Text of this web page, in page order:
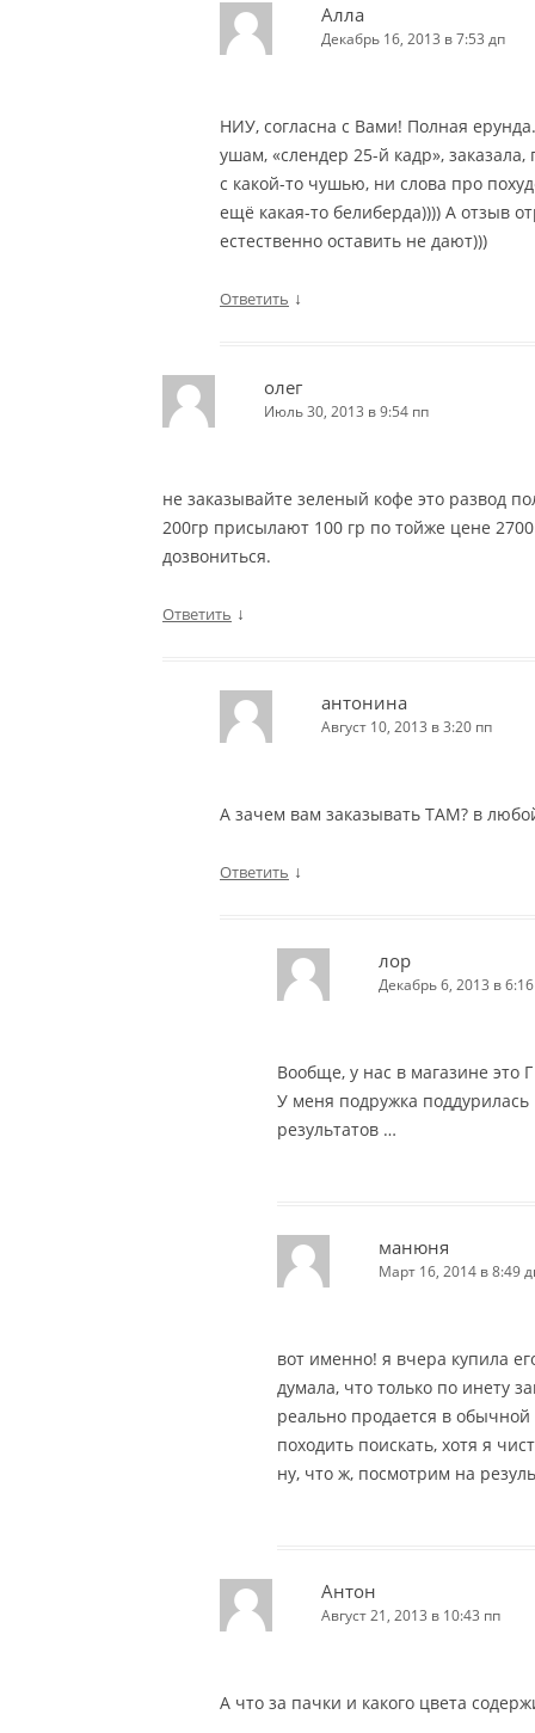
Алла
Декабрь 16, 2013 в 7:53 дп
НИУ, согласна с Вами! Полная
ушам, «слендер 25-й кадр»,
с какой-то чушью, ни слова про
ещё какая-то белиберда)))) А отзыв
естественно оставить не дают)))
Ответить ↓
олег
Июль 30, 2013 в 9:54 пп
не заказывайте зеленый кофе это развод
200гр присылают 100 гр по тойже цене
дозвониться.
Ответить ↓
антонина
Август 10, 2013 в 3:20 пп
А зачем вам заказывать ТАМ? в
Ответить ↓
лор
Декабрь 6, 2013 в
Вообще, у нас в магазине это
У меня подружка поддурилась
результатов …
манюня
Март 16, 2014 в 8:49
вот именно! я вчера купила
думала, что только по инету
реально продается в
походить поискать, хотя я
ну, что ж, посмотрим на
Антон
Август 21, 2013 в 10:43 пп
А что за пачки и какого цвета